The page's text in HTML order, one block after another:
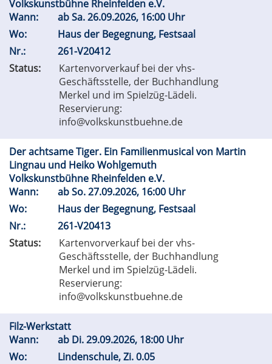
Volkskunstbühne Rheinfelden e.V.
Wann:
abSa.26.09.2026, 16:00 Uhr
Wo:
Haus der Begegnung, Festsaal
Nr.:
261-V20412
Status:
Kartenvorverkauf bei der vhs-
Geschäftsstelle, der Buchhandlung
Merkel und im Spielzüg-Lädeli.
Reservierung:
info@volkskunstbuehne.de
Der achtsame Tiger. Ein Familienmusical von Martin
Lingnau und Heiko Wohlgemuth
Volkskunstbühne Rheinfelden e.V.
Wann:
abSo.27.09.2026, 16:00 Uhr
Wo:
Haus der Begegnung, Festsaal
Nr.:
261-V20413
Status:
Kartenvorverkauf bei der vhs-
Geschäftsstelle, der Buchhandlung
Merkel und im Spielzüg-Lädeli.
Reservierung:
info@volkskunstbuehne.de
Filz-Werkstatt
Wann:
ab Di.29.09.2026, 18:00 Uhr
Wo:
Lindenschule, Zi. 0.05